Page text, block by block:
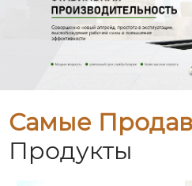
Самые
Продукты